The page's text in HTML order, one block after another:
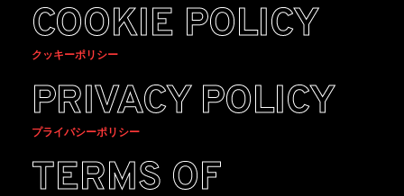
COOKIE POLICY
クッキーポリシー
PRIVACY POLICY
プライバシーポリシー
TERMS OF